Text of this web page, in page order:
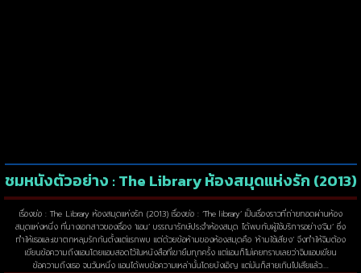
ชมหนังตัวอย่าง : The Library ห้องสมุดแห่งรัก (2013)
เรื่องย่อ : The Library ห้องสมุดแห่งรัก (2013) เรื่องย่อ : ‘The library‘ เป็นเรื่องราวที่ถ่ายทอดผ่านห้อง
สมุดแห่งหนึ่ง ที่นางเอกสาวของเรื่อง ‘แอน’ บรรณารักษ์ประจำห้องสมุด ได้พบกับผู้ใช้บริการอย่าง’จิม’ ซึ่ง
ทำให้เธอและเขาตกหลุมรักกันตั้งแต่แรกพบ แต่ด้วยข้อห้ามของห้องสมุดคือ ‘ห้ามใช้เสียง’ จึงทำให้จิมต้อง
เขียนข้อความถึงแอนโดยแอบสอดไว้ในหนังสือที่เขายืมทุกครั้ง แต่แอนก็ไม่เคยทราบเลยว่าจิมแอบเขียน
ข้อความถึงเธอ จนวันหนึ่ง แอนได้พบข้อความเหล่านั้นโดยบังเอิญ แต่มันก็สายเกินไปเสียแล้ว….